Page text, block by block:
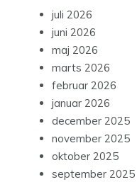
juli 2026
juni 2026
maj 2026
marts 2026
februar 2026
januar 2026
december 2025
november 2025
oktober 2025
september 2025